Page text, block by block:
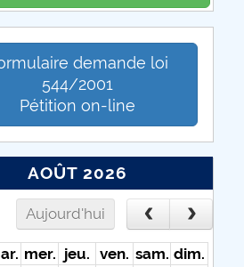
demande loi
544/2001
Pétition on-line
AOÛT 2026
Aujourd'hui
mer. jeu. ven. sam. dim.